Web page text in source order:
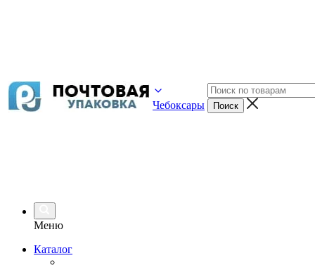
Чебоксары
Меню
Каталог